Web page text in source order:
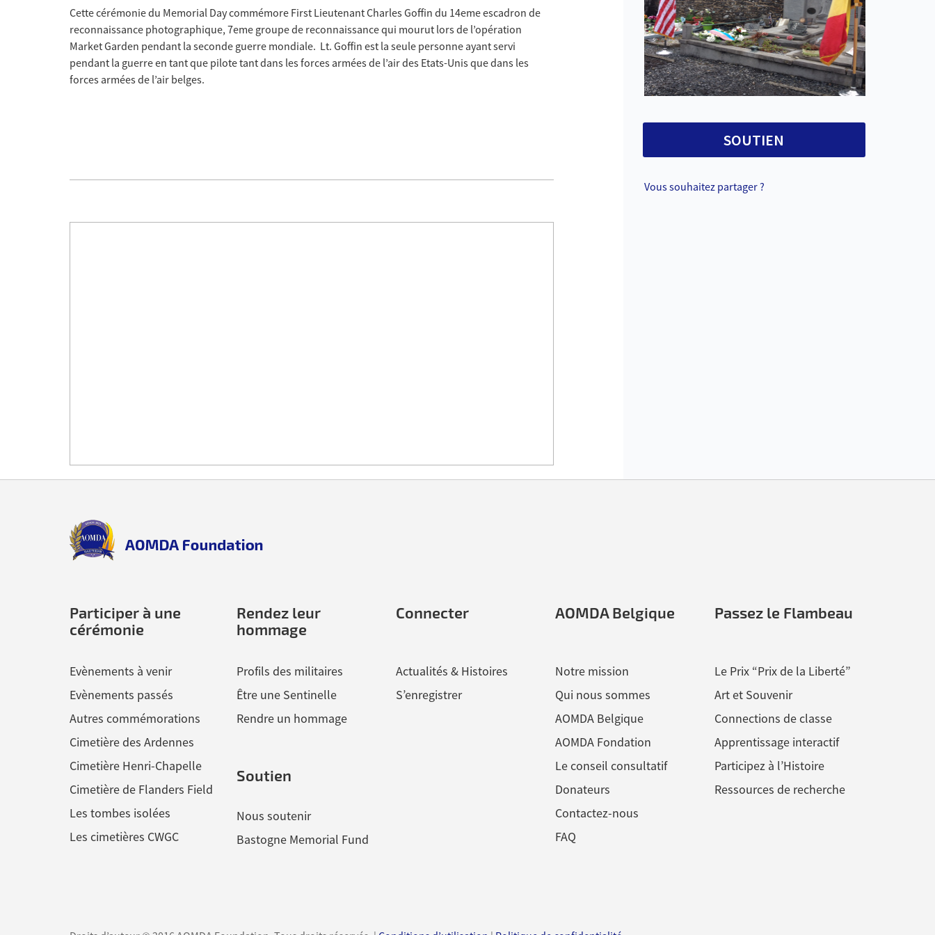
Cette cérémonie du Memorial Day commémore First Lieutenant Charles Goffin du 14eme escadron de
reconnaissance photographique, 7eme groupe de reconnaissance qui mourut lors de l’opération
Market Garden pendant la seconde guerre mondiale. Lt. Goffin est la seule personne ayant servi
pendant la guerre en tant que pilote tant dans les forces armées de l’air des Etats-Unis que dans les
forces armées de l’air belges.
SOUTIEN
Vous souhaitez partager ?
aomda_logo.png
Participer à une
cérémonie
Evènements à venir
Evènements passés
Autres commémorations
Cimetière des Ardennes
Cimetière Henri-Chapelle
Cimetière de Flanders Field
Les tombes isolées
Les cimetières CWGC
Rendez leur
hommage
Profils des militaires
Être une Sentinelle
Rendre un hommage
Soutien
Nous soutenir
Bastogne Memorial Fund
Connecter
Actualités & Histoires
S’enregistrer
AOMDA Belgique
Notre mission
Qui nous sommes
AOMDA Belgique
AOMDA Fondation
Le conseil consultatif
Donateurs
Contactez-nous
FAQ
Passez le Flambeau
Le Prix “Prix de la Liberté”
Art et Souvenir
Connections de classe
Apprentissage interactif
Participez à l’Histoire
Ressources de recherche